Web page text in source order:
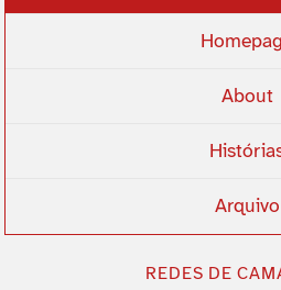
About
Arquivo
REDES DE